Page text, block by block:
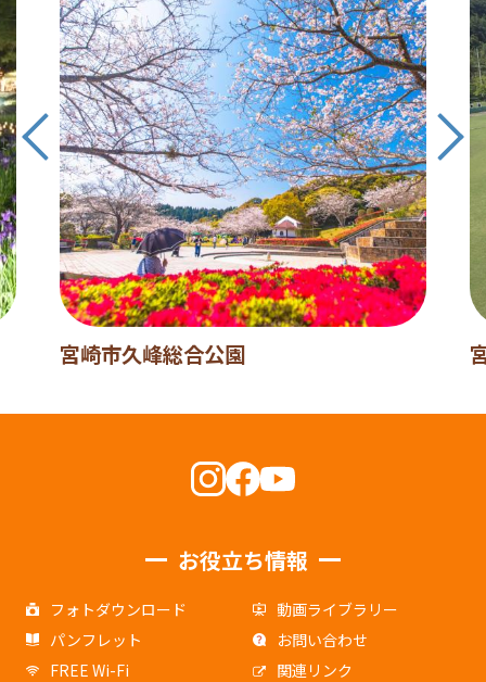
宮崎市久峰総合公園
お役立ち情報
フォトダウンロード
動画ライブラリー
パンフレット
お問い合わせ
FREE Wi-Fi
関連リンク